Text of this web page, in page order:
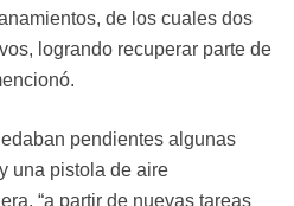
de los cuales dos
logrando recuperar parte de
pendientes algunas
una pistola de aire
“a partir de nuevas tareas